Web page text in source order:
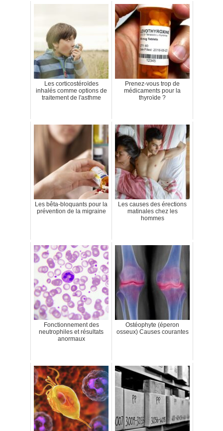
Les corticostéroïdes
inhalés comme options de
traitement de l'asthme
Prenez-vous trop de
médicaments pour la
thyroïde ?
Les bêta-bloquants pour la
prévention de la migraine
Les causes des érections
matinales chez les
hommes
Fonctionnement des
neutrophiles et résultats
anormaux
Ostéophyte (éperon
osseux) Causes courantes